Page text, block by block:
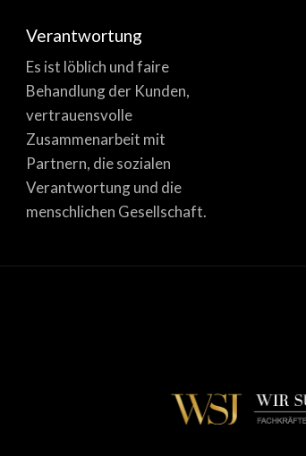
Verantwortung
Es ist löblich und faire
Behandlung der Kunden,
vertrauensvolle
Zusammenarbeit mit
Partnern, die sozialen
Verantwortung und die
menschlichen Gesellschaft.